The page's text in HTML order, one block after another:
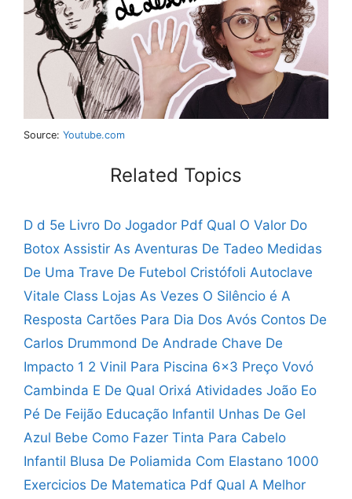
Source: Youtube.com
Related Topics
D d 5e Livro Do Jogador Pdf Qual O Valor Do
Botox Assistir As Aventuras De Tadeo Medidas
De Uma Trave De Futebol Cristófoli Autoclave
Vitale Class Lojas As Vezes O Silêncio é A
Resposta Cartões Para Dia Dos Avós Contos De
Carlos Drummond De Andrade Chave De
Impacto 1 2 Vinil Para Piscina 6x3 Preço Vovó
Cambinda E De Qual Orixá Atividades João Eo
Pé De Feijão Educação Infantil Unhas De Gel
Azul Bebe Como Fazer Tinta Para Cabelo
Infantil Blusa De Poliamida Com Elastano 1000
Exercicios De Matematica Pdf Qual A Melhor